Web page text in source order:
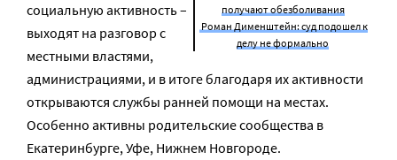
получают обезболивания
Роман Дименштейн: суд подошел к
делу не формально
социальную активность –
выходят на разговор с
местными властями,
администрациями, и в итоге благодаря их активности
открываются службы ранней помощи на местах.
Особенно активны родительские сообщества в
Екатеринбурге, Уфе, Нижнем Новгороде.